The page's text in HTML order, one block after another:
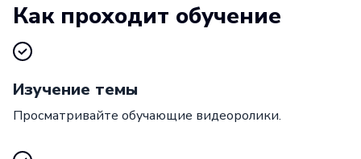
Как проходит обучение
Изучение темы
Просматривайте обучающие видеоролики.